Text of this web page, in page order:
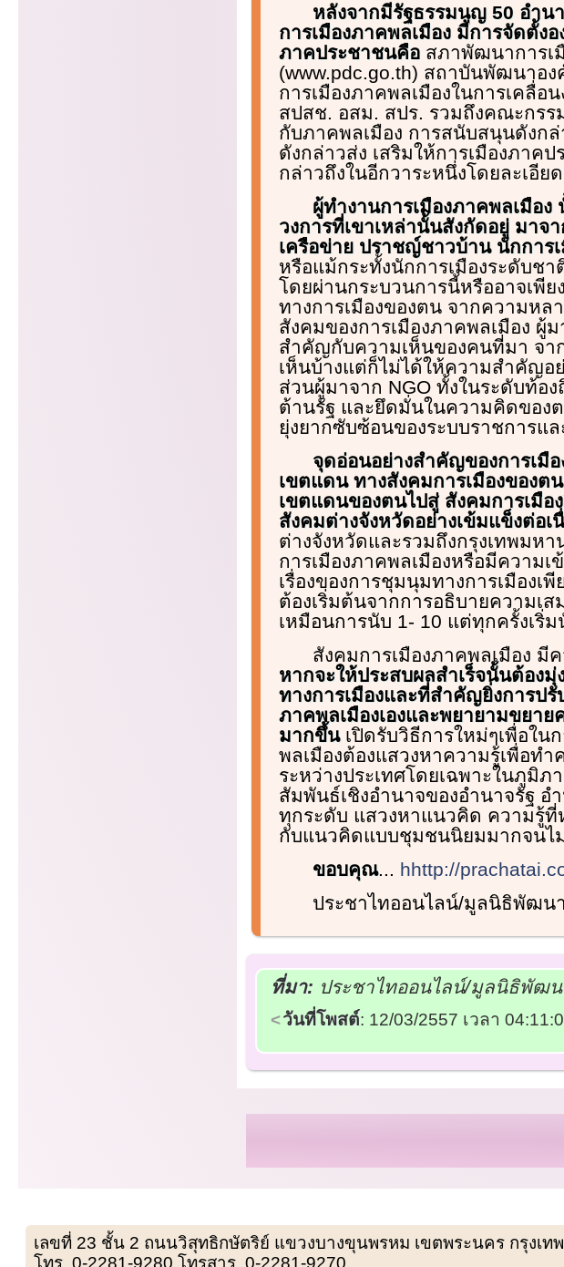
หลังจากมีรัฐธรรมนูญ 50 อำน
การเมืองภาคพลเมือง มีการจัดตั้ง
ภาคประชาชนคือสภาพัฒนาการเ
(www.pdc.go.th) สถาบันพัฒนาอ
การเมืองภาคพลเมืองในการเคลื่อ
สปสช. อสม. สปร. รวมถึงคณะกร
กับภาคพลเมือง การสนับสนุนดังก
ดังกล่าวส่ง เสริมให้การเมืองภาค
กล่าวถึงในอีกวาระหนึ่งโดยละเอียด
ผู้ทำงานการเมืองภาคพลเมือ
วงการที่เขาเหล่านั้นสังกัดอยู่ มาจ
เครือข่าย ปราชญ์ชาวบ้าน นักการ
หรือแม้กระทั้งนักการเมืองระดับช
โดยผ่านกระบวนการนี้หรืออาจเพีย
ทางการเมืองของตน จากความห
สังคมของการเมืองภาคพลเมือง ผู้
สำคัญกับความเห็นของคนที่มา จา
เห็นบ้างแต่ก็ไม่ได้ให้ความสำคัญอ
ส่วนผู้มาจาก NGO ทั้งในระดับท้
ต้านรัฐ และยึดมั่นในความคิดของ
ยุ่งยากซับซ้อนของระบบราชการแ
จุดอ่อนอย่างสำคัญของการเมื
เขตแดน ทางสังคมการเมืองของต
เขตแดนของตนไปสู่ สังคมการเมือ
สังคมต่างจังหวัดอย่างเข้มแข็งต่อเ
ต่างจังหวัดและรวมถึงกรุงเทพมห
การเมืองภาคพลเมืองหรือมีความเ
เรื่องของการชุมนุมทางการเมืองเ
ต้องเริ่มต้นจากการอธิบายความเส
เหมือนการนับ 1- 10 แต่ทุกครั้งเริ่ม
สังคมการเมืองภาคพลเมือง มี
หากจะให้ประสบผลสำเร็จนั้นต้อง
ทางการเมืองและที่สำคัญยิ่งการป
ภาคพลเมืองเองและพยายามขยาย
มากขึ้นเปิดรับวิธีการใหม่ๆเพื่อใน
พลเมืองต้องแสวงหาความรู้เพื่อทำ
ระหว่างประเทศโดยเฉพาะในภูมิภ
สัมพันธ์เชิงอำนาจของอำนาจรัฐ
ทุกระดับ แสวงหาแนวคิด ความรู้ที่
กับแนวคิดแบบชุมชนนิยมมากจนไ
ขอบคุณ... hhttp://
ประชาไทออนไลน์/มูลนิธิพัฒน
ที่มา: ประชาไทออนไลน์/มูลนิธิพัฒ
วันที่โพสต์: 12/03/2557 เวลา
เลขที่ 23 ชั้น 2 ถนนวิสุทธิกษัตริย์ แขวงบางขุนพรหม เขตพระนคร กรุงเท
โทร. 0-2281-9280 โทรสาร. 0-2281-9270